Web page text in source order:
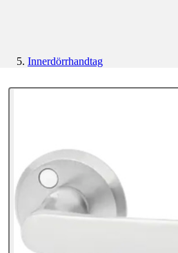
Innerdörrhandtag